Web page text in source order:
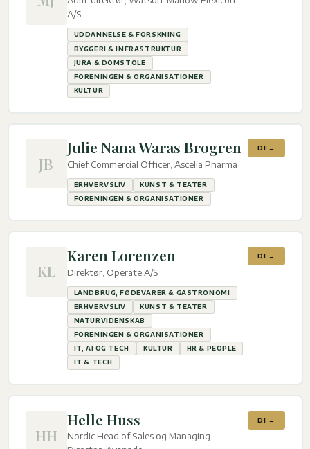
A/S
UDDANNELSE & FORSKNING
BYGGERI & INFRASTRUKTUR
JURA & DOMSTOLE
FORENINGEN & ORGANISATIONER
KULTUR
JB
Julie Nana Waras Brogren
Chief Commercial Officer, Ascelia Pharma
ERHVERVSLIV
KUNST & TEATER
FORENINGEN & ORGANISATIONER
DI →
KL
Karen Lorenzen
Direktør, Operate A/S
LANDBRUG, FØDEVARER & GASTRONOMI
ERHVERVSLIV
KUNST & TEATER
NATURVIDENSKAB
FORENINGEN & ORGANISATIONER
IT, AI OG TECH
KULTUR
HR & PEOPLE
IT & TECH
DI →
HH
Helle Huss
Nordic Head of Sales og Managing
DI →